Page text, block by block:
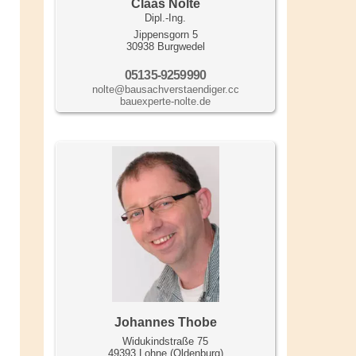
Claas Nolte
Dipl.-Ing.
Jippensgorn 5
30938 Burgwedel
05135-9259990
nolte@bausachverstaendiger.cc
bauexperte-nolte.de
Johannes Thobe
Widukindstraße 75
49393 Lohne (Oldenburg)